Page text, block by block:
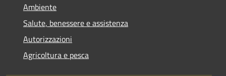
Ambiente
Salute, benessere e assistenza
Autorizzazioni
Agricoltura e pesca